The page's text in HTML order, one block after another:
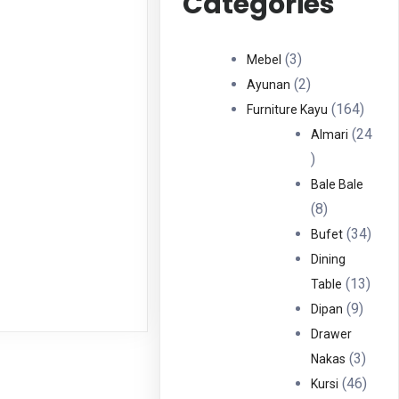
Mebel 33
Produk
Ayunan 22
Produk
Furniture Kayu 164164
Almari
24
24
Produk
Bale Bale
88
Produk
Bufet 3434
Dining
Table
1313
Dipan 99
Drawer
Nakas
33
Kursi 4646